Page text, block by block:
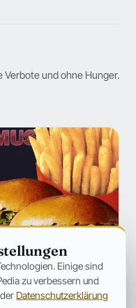
und ohne Hunger.
Einige sind
zu verbessern und
Datenschutzerklärung